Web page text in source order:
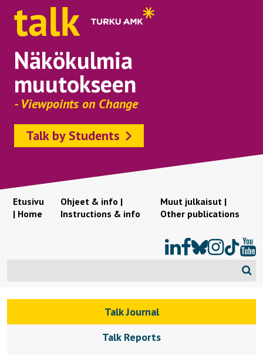
Näkökulmia
muutokseen
- Viewpoints on Change
Talk by Students
Etusivu
| Home
Ohjeet & info |
Instructions & info
Muut julkaisut |
Other publications
Talk Journal
Talk Reports